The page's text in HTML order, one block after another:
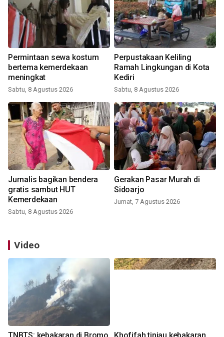
Permintaan sewa kostum
bertema kemerdekaan
meningkat
Sabtu, 8 Agustus 2026
Perpustakaan Keliling
Ramah Lingkungan di Kota
Kediri
Sabtu, 8 Agustus 2026
Jurnalis bagikan bendera
gratis sambut HUT
Kemerdekaan
Sabtu, 8 Agustus 2026
Gerakan Pasar Murah di
Sidoarjo
Jumat, 7 Agustus 2026
Video